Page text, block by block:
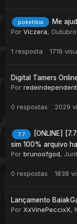
poketibia
Me
Por Viczera,
1 resposta 1719
Digital Tamers
Por redeindependent
0 respostas 2029
7.7
[ONLINE]
sim 100% arquivo
Por brunoofgod,
0 respostas 1838
Lançamento
Por XxVinePeccixX,